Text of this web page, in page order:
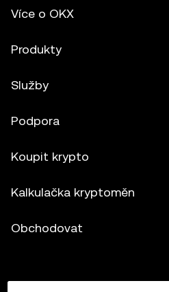
Více o OKX
Produkty
Služby
Podpora
Koupit krypto
Kalkulačka kryptoměn
Obchodovat